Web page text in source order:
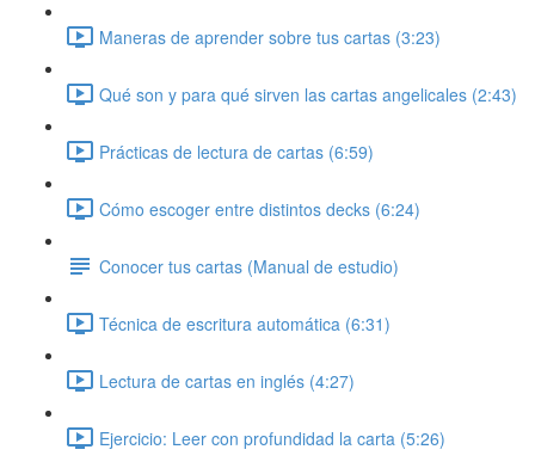
Maneras de aprender sobre tus cartas (3:23)
Qué son y para qué sirven las cartas angelicales (2:43)
Prácticas de lectura de cartas (6:59)
Cómo escoger entre distintos decks (6:24)
Conocer tus cartas (Manual de estudio)
Técnica de escritura automática (6:31)
Lectura de cartas en inglés (4:27)
Ejercicio: Leer con profundidad la carta (5:26)